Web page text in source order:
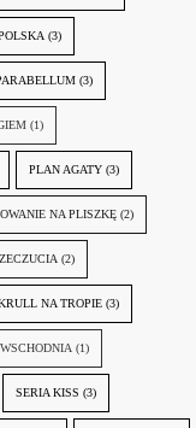
(3)
(3)
(1)
PLAN AGATY (3)
NA PLISZKĘ (2)
(2)
NA TROPIE (3)
(1)
SERIA KISS (3)